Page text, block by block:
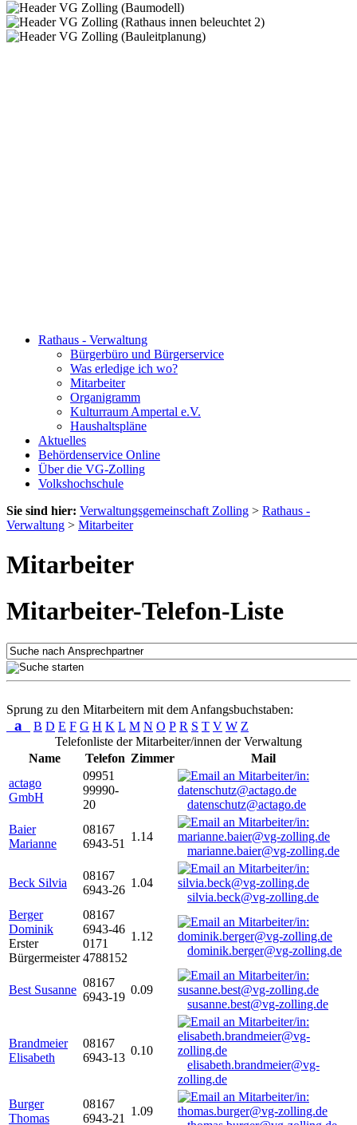
Rathaus - Verwaltung
Bürgerbüro und Bürgerservice
Was erledige ich wo?
Mitarbeiter
Organigramm
Kulturraum Ampertal e.V.
Haushaltspläne
Aktuelles
Behördenservice Online
Über die VG-Zolling
Volkshochschule
Sie sind hier: Verwaltungsgemeinschaft Zolling > Rathaus -
Verwaltung > Mitarbeiter
Mitarbeiter
Mitarbeiter-Telefon-Liste
Sprung zu den Mitarbeitern mit dem Anfangsbuchstaben:
a B D E F G H K L M N O P R S T V W Z
Telefonliste der Mitarbeiter/innen der Verwaltung
Name
Telefon Zimmer
Mail
actago
GmbH
09951
99990-
20
datenschutz@actago.de
Baier
Marianne
08167
6943-51
1.14
marianne.baier@vg-zolling.de
Beck Silvia
08167
6943-26
1.04
silvia.beck@vg-zolling.de
Berger
Dominik
Erster
Bürgermeister
08167
6943-46
0171
4788152
1.12
dominik.berger@vg-zolling.de
Best Susanne
08167
6943-19
0.09
susanne.best@vg-zolling.de
Brandmeier
Elisabeth
08167
6943-13
0.10
elisabeth.brandmeier@vg-
zolling.de
Burger
Thomas
08167
6943-21
1.09